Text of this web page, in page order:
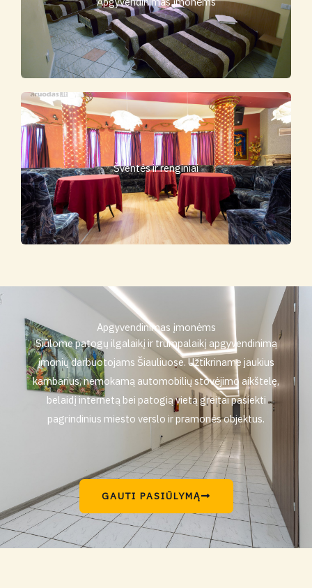
Šventės ir renginiai
Apgyvendinimas įmonėms
Siūlome patogų ilgalaikį ir trumpalaikį apgyvendinimą
įmonių darbuotojams Šiauliuose. Užtikriname jaukius
kambarius, nemokamą automobilių stovėjimo aikštelę,
belaidį internetą bei patogią vietą greitai pasiekti
pagrindinius miesto verslo ir pramonės objektus.
GAUTI PASIŪLYMĄ